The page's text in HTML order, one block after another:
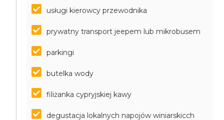
usługi kierowcy przewodnika
prywatny transport jeepem lub mikrobusem
parkingi
butelka wody
filiżanka cypryjskiej kawy
degustacja lokalnych napojów winiarskicch